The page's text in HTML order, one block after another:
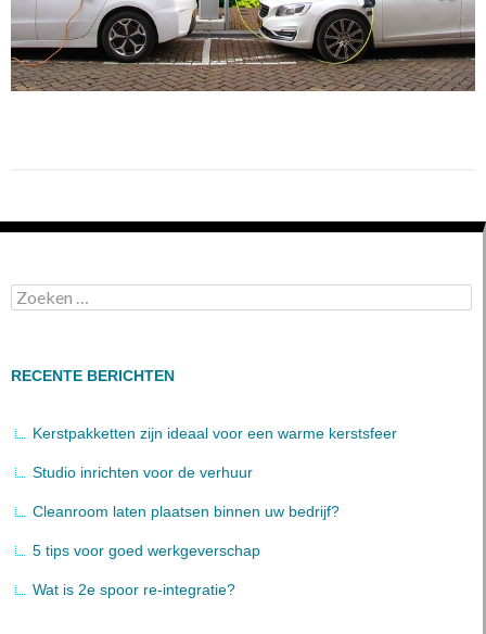
Zoeken
naar:
RECENTE BERICHTEN
Kerstpakketten zijn ideaal voor een warme kerstsfeer
Studio inrichten voor de verhuur
Cleanroom laten plaatsen binnen uw bedrijf?
5 tips voor goed werkgeverschap
Wat is 2e spoor re-integratie?